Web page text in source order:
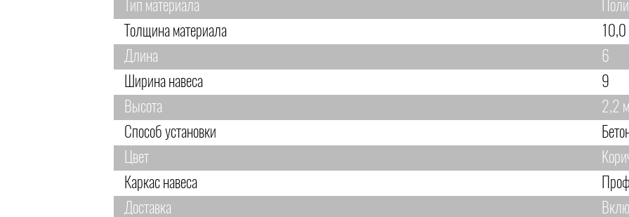
Тип материала
Толщина материала
Длина
6
Ширина навеса
9
Высота
2,2 м
Способ установки
Цвет
Каркас навеса
Доставка